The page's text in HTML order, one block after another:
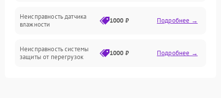
Неисправность датчика
влажности
1000 ₽ Подробнее →
Неисправность системы
защиты от перегрузок
1000 ₽ Подробнее →